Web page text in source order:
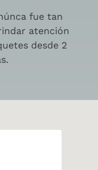
fue tan
atención
desde 2